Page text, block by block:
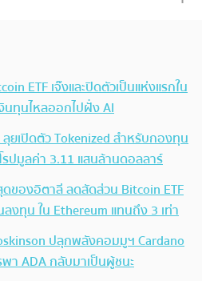
ETF เจ๊งและปิดตัวเป็นแห่งแรกใน
นทุนไหลออกไปฝั่ง AI
ลุยเปิดตัว Tokenized สำหรับกองทุน
รปมูลค่า 3.11 แสนล้านดอลลาร์
ของอิตาลี ลดสัดส่วน Bitcoin ETF
งทุน ใน Ethereum แทนถึง 3 เท่า
ปลุกพลังคอมมูฯ Cardano
า ADA กลับมาเป็นผู้ชนะ